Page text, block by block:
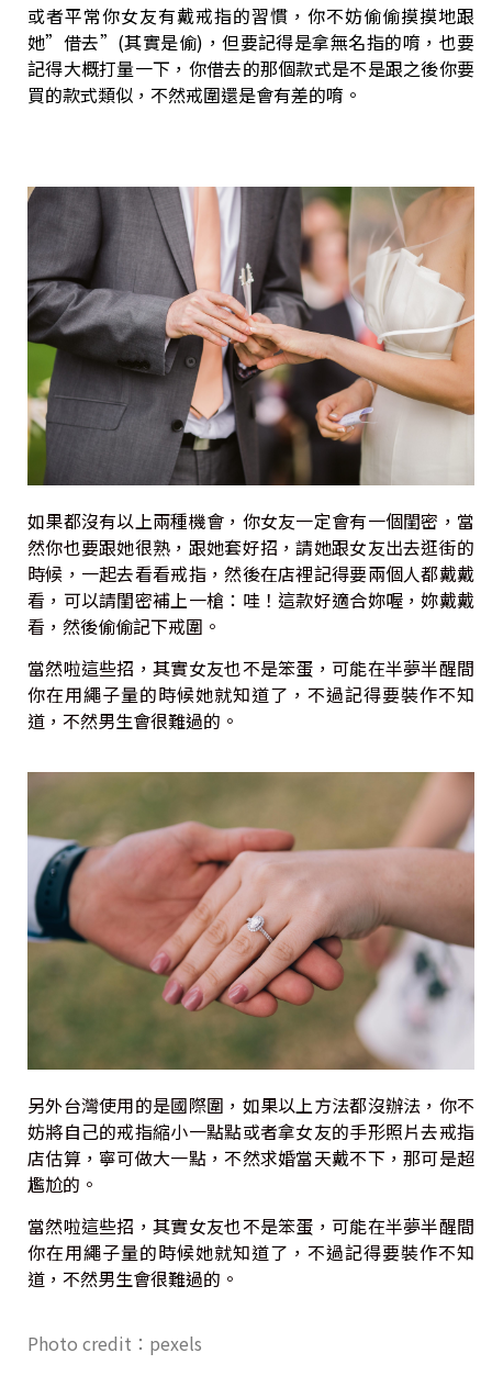
或者平常你女友有戴戒指的習慣，你不妨偷偷摸摸地跟
她”借去”(其實是偷)，但要記得是拿無名指的唷，也要
記得大概打量一下，你借去的那個款式是不是跟之後你要
買的款式類似，不然戒圍還是會有差的唷。
如果都沒有以上兩種機會，你女友一定會有一個閨密，當
然你也要跟她很熟，跟她套好招，請她跟女友出去逛街的
時候，一起去看看戒指，然後在店裡記得要兩個人都戴戴
看，可以請閨密補上一槍：哇！這款好適合妳喔，妳戴戴
看，然後偷偷記下戒圍。
當然啦這些招，其實女友也不是笨蛋，可能在半夢半醒間
你在用繩子量的時候她就知道了，不過記得要裝作不知
道，不然男生會很難過的。
另外台灣使用的是國際圍，如果以上方法都沒辦法，你不
妨將自己的戒指縮小一點點或者拿女友的手形照片去戒指
店估算，寧可做大一點，不然求婚當天戴不下，那可是超
尷尬的。
當然啦這些招，其實女友也不是笨蛋，可能在半夢半醒間
你在用繩子量的時候她就知道了，不過記得要裝作不知
道，不然男生會很難過的。
Photo credit：pexels